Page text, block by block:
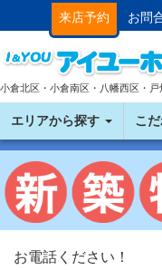
来店予約 お問
小倉北区・小倉南区・八幡西区・
エリアから探す こ
お電話ください！